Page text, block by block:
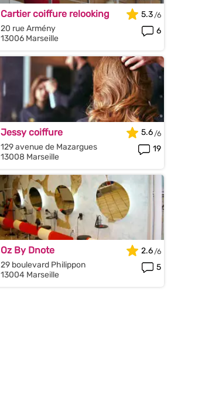
Cartier coiffure relooking
20 rue Armény
13006 Marseille
5.3
6
Jessy coiffure
129 avenue de Mazargues
13008 Marseille
5.6
19
Oz By Dnote
29 boulevard Philippon
13004 Marseille
2.6
5